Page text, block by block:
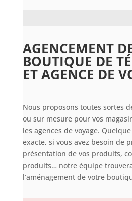
AGENCEMENT
BOUTIQUE DE
ET AGENCE DE
Nous proposons toutes sortes
ou sur mesure pour vos
les agences de voyage.
exacte, si vous avez besoin de
présentation de vos produits,
produits… notre équipe
l’aménagement de votre